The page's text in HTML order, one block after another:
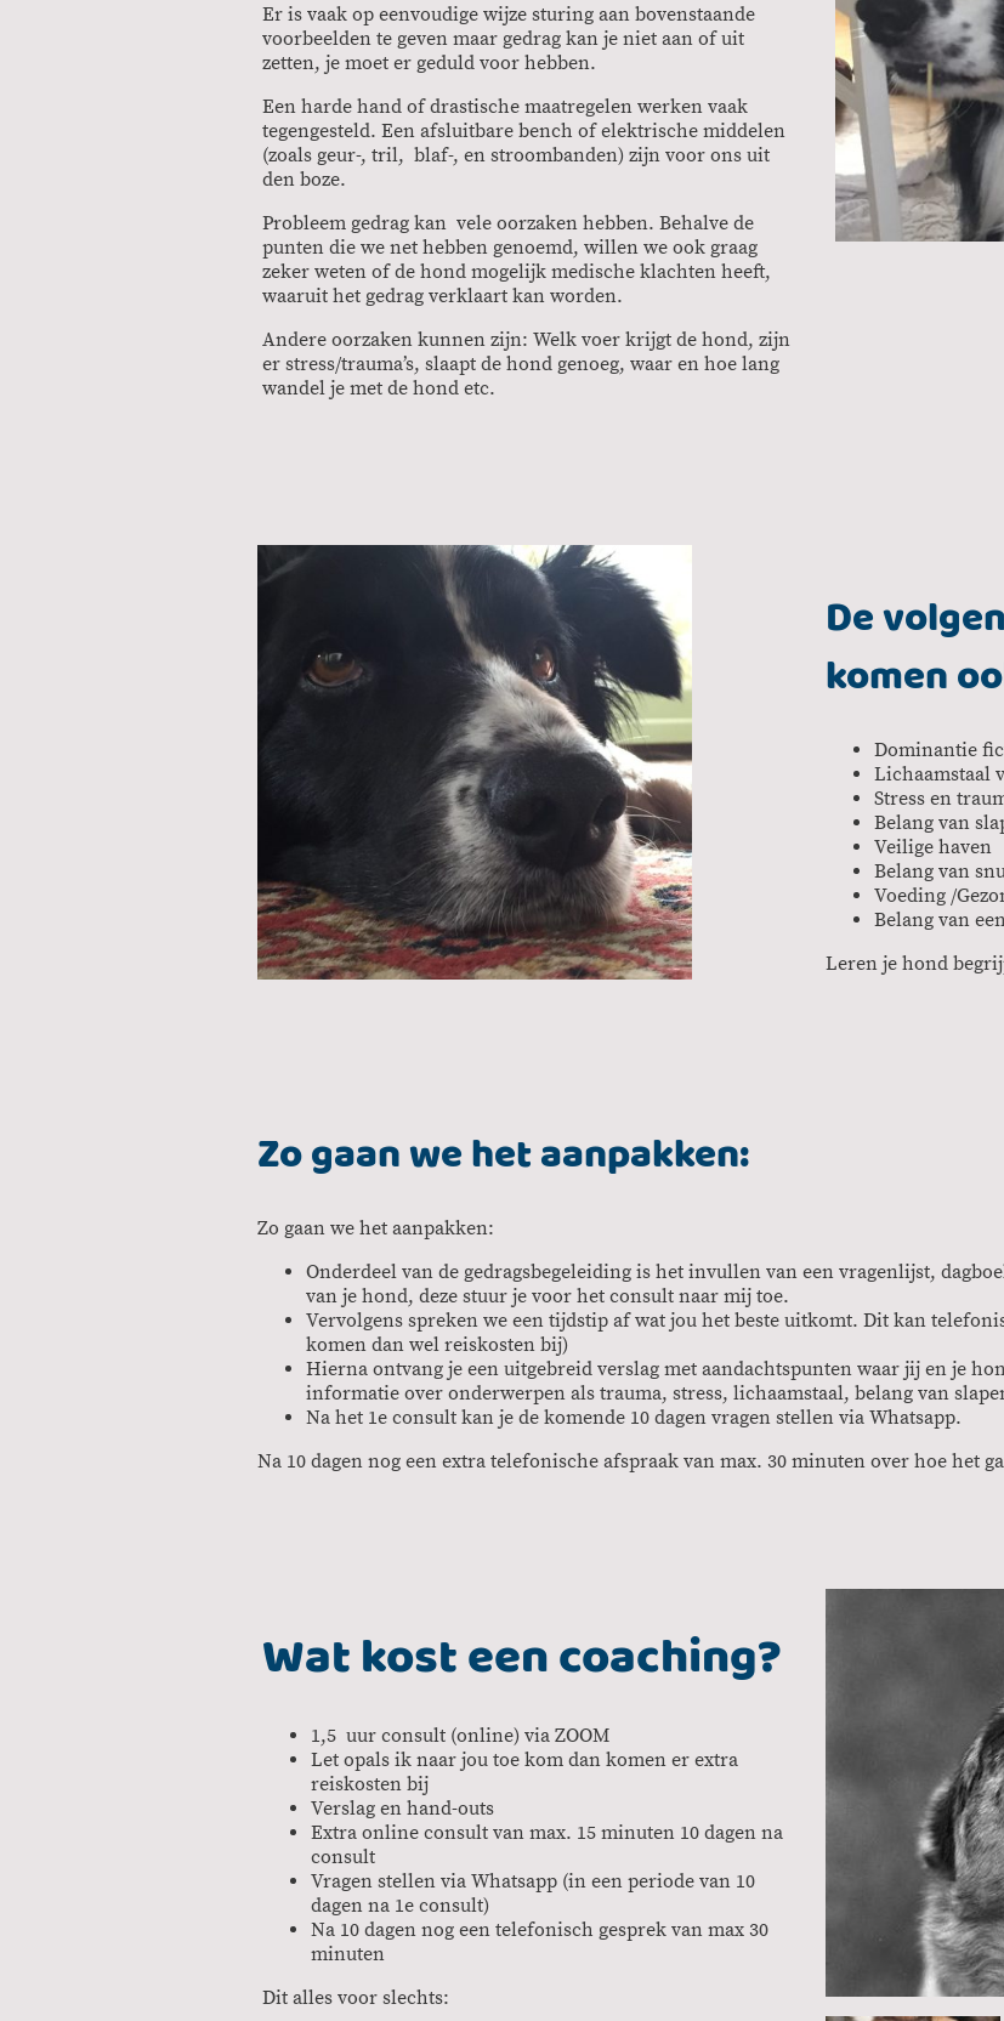
Er is vaak op eenvoudige wijze sturing aan bovenstaande
voorbeelden te geven maar gedrag kan je niet aan of uit
zetten, je moet er geduld voor hebben.
Een harde hand of drastische maatregelen werken vaak
tegengesteld. Een afsluitbare bench of elektrische middelen
(zoals geur-, tril, blaf-, en stroombanden) zijn voor ons uit
den boze.
Probleem gedrag kan vele oorzaken hebben. Behalve de
punten die we net hebben genoemd, willen we ook graag
zeker weten of de hond mogelijk medische klachten heeft,
waaruit het gedrag verklaart kan worden.
Andere oorzaken kunnen zijn: Welk voer krijgt de hond, zijn
er stress/trauma’s, slaapt de hond genoeg, waar en hoe lang
wandel je met de hond etc.
De
komen
Dominantie
Lichaamstaal
Stress en
Belang van
Veilige haven
Belang van
Voeding /
Belang van
Leren je hond
Zo gaan we het aanpakken:
Zo gaan we het aanpakken:
Onderdeel van de gedragsbegeleiding is het invullen van een vragenlijst,
van je hond, deze stuur je voor het consult naar mij toe.
Vervolgens spreken we een tijdstip af wat jou het beste uitkomt. Dit kan
komen dan wel reiskosten bij)
Hierna ontvang je een uitgebreid verslag met aandachtspunten waar jij en je
informatie over onderwerpen als trauma, stress, lichaamstaal, belang van
Na het 1e consult kan je de komende 10 dagen vragen stellen via Whatsapp.
Na 10 dagen nog een extra telefonische afspraak van max. 30 minuten over hoe het
Wat kost een coaching?
1,5 uur consult (online) via ZOOM
Let opals ik naar jou toe kom dan komen er extra
reiskosten bij
Verslag en hand-outs
Extra online consult van max. 15 minuten 10 dagen na
consult
Vragen stellen via Whatsapp (in een periode van 10
dagen na 1e consult)
Na 10 dagen nog een telefonisch gesprek van max 30
minuten
Dit alles voor slechts: